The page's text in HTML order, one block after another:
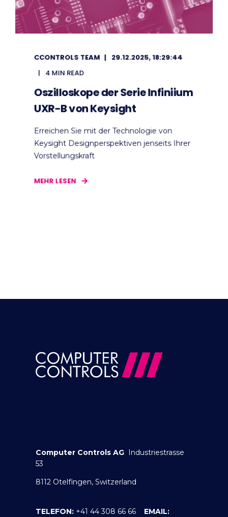
CCONTROLS TEAM
29.12.2025, 18:29:44
4 MIN READ
Oszilloskope der Serie Infiniium
UXR-B von Keysight
Erreichen Sie mit der Technologie von
Keysight Designperspektiven jenseits Ihrer
Vorstellungskraft
MEHR LESEN
Computer Controls AG Industriestrasse
53
8112 Otelfingen, Switzerland
TELEFON: +41 44 308 66 66 EMAIL: